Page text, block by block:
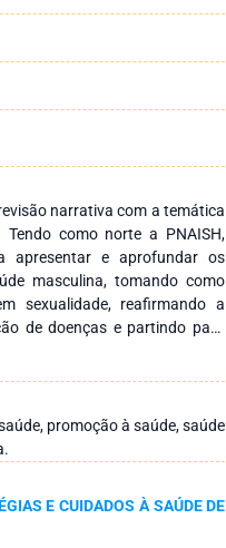
narrativa com a temática
como norte a PNAISH,
apresentar e aprofundar os
masculina, tomando como
sexualidade, reafirmando a
de doenças e partindo para
transmissíveis e outras
da saúde masculina, é
da vida masculina e em
profissionais e
que concernem ao bem-estar
contraceptivos masculinos,
e do HIV, sexualidade do
genital masculino. A partir
promoção à saúde, saúde
E CUIDADOS À SAÚDE DE